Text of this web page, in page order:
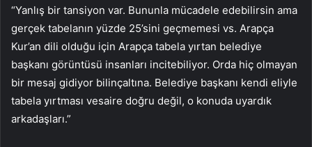
“Yanlış bir tansiyon var. Bununla mücadele edebilirsin ama
gerçek tabelanın yüzde 25’sini geçmemesi vs. Arapça
Kur’an dili olduğu için Arapça tabela yırtan belediye
başkanı görüntüsü insanları incitebiliyor. Orda hiç olmayan
bir mesaj gidiyor bilinçaltına. Belediye başkanı kendi eliyle
tabela yırtması vesaire doğru değil, o konuda uyardık
arkadaşları.”